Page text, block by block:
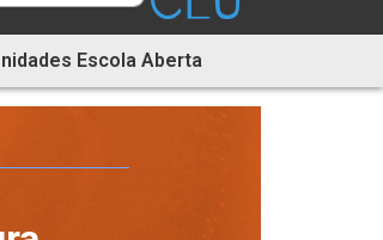
Escola Aberta